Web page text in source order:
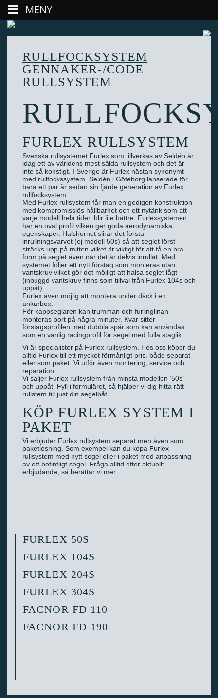
RULLFOCKSYSTEM
GENNAKER-/CODE
RULLSYSTEM
FURLEX RULLSYSTEM
Svenska rullsystemet Furlex som tillverkas av Seldén är
idag ett av världens mest sålda rullsystem och det är
inte så konstigt. I Sverige är Furlex nästan synonymt
med rullfockssystem. Seldén i Göteborg lanserade för
bara ett par år sedan sin fjärde generation av Furlex
rullfocksystem.
Med Furlex rullsystem får man en gedigen konstruktion
med kompromisslös hållbarhet och ett nytänk som att
varje modell hela tiden blir lite bättre. Furlexsystemen
har en oval profil vilken ger goda aerodynamiska
egenskaper. Halshornet slirar det första
inrullningsvarvet (ej modell 50s) så att seglet först
sträcks upp på mitten vilket är viktigt för att få en bra
form på seglet även när det är delvis inrullat. Med
systemet följer ett nytt förstag som monteras utan
vantskruv vilket gör det möjligt att halsa seglet lågt
(inbuggd vantskruv finns som tillval från Furlex 104s och
uppåt).
Furlex även möjlig att montera under däck i en
ankarbox.
För kappseglaren kan trumman och furlinglinan
monteras bort på några minuter. Kvar sitter
förstagsprofilen med dubbla spår som kan användas
som en vanlig racingprofil för segel med fulla staglik.
Vi är specialister på Furlex rullsystem. Hos oss köper du
alltid Furlex till ett mycket förmånligt pris, både separat
eller som paket. Vi utför även montering, service och
reparation.
Vi säljer Furlex rullsystem från minsta modellen ’50s’
och uppåt. Fyll i formuläret, så hjälper vi dig hitta rätt
rullstem till just din segelbåt.
KÖP FURLEX SYSTEM I
PAKET
Vi erbjuder Furlex rullsystem separat men även som
paketlösning. Som exempel kan du köpa Furlex
rullsystem med nytt segel eller i paket med anpassning
av ett befintligt segel. Fråga alltid efter aktuellt
erbjudande, så berättar vi mer.
FURLEX 50S
FURLEX 104S
FURLEX 204S
FURLEX 304S
FACNOR FD 110
FACNOR FD 190
MENY